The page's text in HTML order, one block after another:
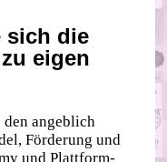
sich die
eigen
angeblich
Förderung und
und Plattform‐​